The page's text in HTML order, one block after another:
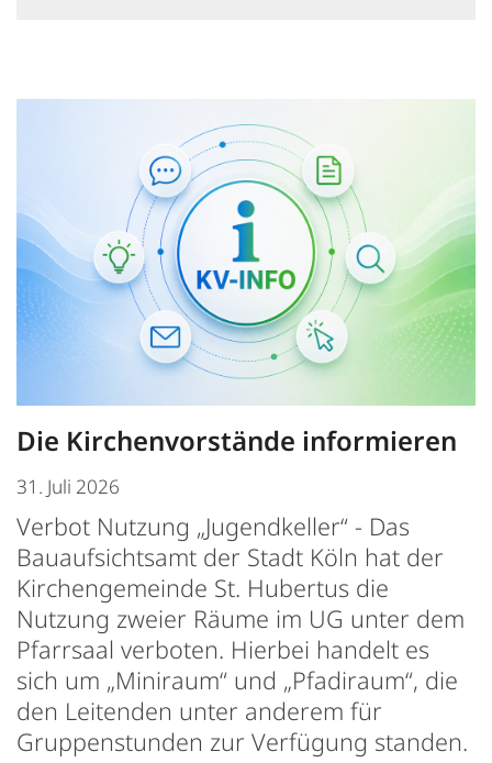
Die Kirchenvorstände informieren
31. Juli 2026
Verbot Nutzung „Jugendkeller“ - Das
Bauaufsichtsamt der Stadt Köln hat der
Kirchengemeinde St. Hubertus die
Nutzung zweier Räume im UG unter dem
Pfarrsaal verboten. Hierbei handelt es
sich um „Miniraum“ und „Pfadiraum“, die
den Leitenden unter anderem für
Gruppenstunden zur Verfügung standen.